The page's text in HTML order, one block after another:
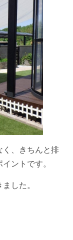
く、きちんと排
ントです。
した。